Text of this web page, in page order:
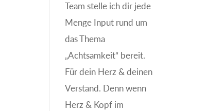
Team stelle ich dir jede
Menge Input rund um
das Thema
„Achtsamkeit“ bereit.
Für dein Herz & deinen
Verstand. Denn wenn
Herz & Kopf im